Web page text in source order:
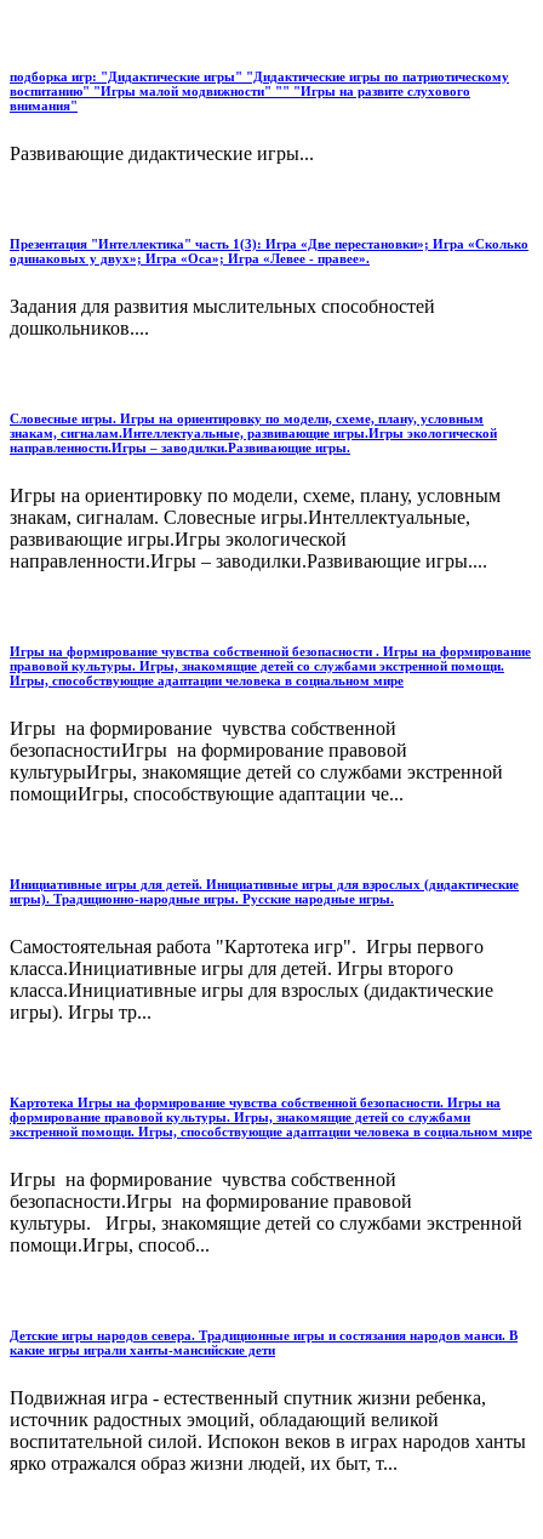
подборка игр: "Дидактические игры" "Дидактические игры по патриотическому
воспитанию" "Игры малой модвижности" "" "Игры на развите слухового
внимания"
Развивающие дидактические игры...
Презентация "Интеллектика" часть 1(3): Игра «Две перестановки»; Игра «Сколько
одинаковых у двух»; Игра «Оса»; Игра «Левее - правее».
Задания для развития мыслительных способностей
дошкольников....
Словесные игры. Игры на ориентировку по модели, схеме, плану, условным
знакам, сигналам.Интеллектуальные, развивающие игры.Игры экологической
направленности.Игры – заводилки.Развивающие игры.
Игры на ориентировку по модели, схеме, плану, условным
знакам, сигналам. Словесные игры.Интеллектуальные,
развивающие игры.Игры экологической
направленности.Игры – заводилки.Развивающие игры....
Игры на формирование чувства собственной безопасности . Игры на формирование
правовой культуры. Игры, знакомящие детей со службами экстренной помощи.
Игры, способствующие адаптации человека в социальном мире
Игры на формирование чувства собственной
безопасностиИгры на формирование правовой
культурыИгры, знакомящие детей со службами экстренной
помощиИгры, способствующие адаптации че...
Инициативные игры для детей. Инициативные игры для взрослых (дидактические
игры). Традиционно-народные игры. Русские народные игры.
Самостоятельная работа "Картотека игр". Игры первого
класса.Инициативные игры для детей. Игры второго
класса.Инициативные игры для взрослых (дидактические
игры). Игры тр...
Картотека Игры на формирование чувства собственной безопасности. Игры на
формирование правовой культуры. Игры, знакомящие детей со службами
экстренной помощи. Игры, способствующие адаптации человека в социальном мире
Игры на формирование чувства собственной
безопасности.Игры на формирование правовой
культуры. Игры, знакомящие детей со службами экстренной
помощи.Игры, способ...
Детские игры народов севера. Традиционные игры и состязания народов манси. В
какие игры играли ханты-мансийские дети
Подвижная игра - естественный спутник жизни ребенка,
источник радостных эмоций, обладающий великой
воспитательной силой. Испокон веков в играх народов ханты
ярко отражался образ жизни людей, их быт, т...